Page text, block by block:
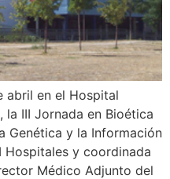
en el Hospital
la III Jornada en Bioética
Genética y la Información
Hospitales y coordinada
Médico Adjunto del